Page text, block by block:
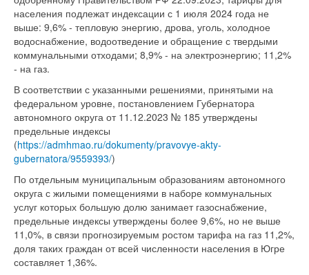
населения подлежат индексации с 1 июля 2024 года не
выше: 9,6% - тепловую энергию, дрова, уголь, холодное
водоснабжение, водоотведение и обращение с твердыми
коммунальными отходами; 8,9% - на электроэнергию; 11,2%
- на газ.
В соответствии с указанными решениями, принятыми на
федеральном уровне, постановлением Губернатора
автономного округа от 11.12.2023 № 185 утверждены
предельные индексы
(https://admhmao.ru/dokumenty/pravovye-akty-
gubernatora/9559393/)
По отдельным муниципальным образованиям автономного
округа с жилыми помещениями в наборе коммунальных
услуг которых большую долю занимает газоснабжение,
предельные индексы утверждены более 9,6%, но не выше
11,0%, в связи прогнозируемым ростом тарифа на газ 11,2%,
доля таких граждан от всей численности населения в Югре
составляет 1,36%.